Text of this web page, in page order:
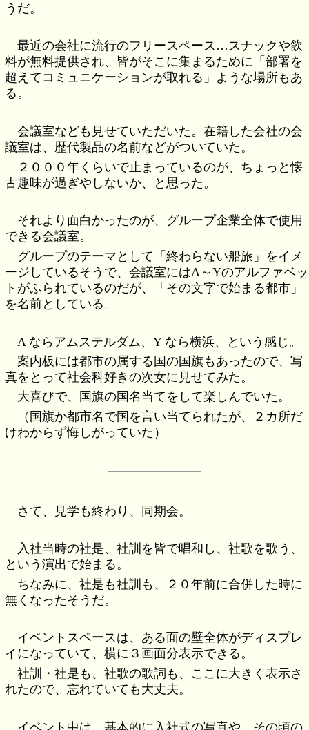
うだ。
最近の会社に流行のフリースペース…スナックや飲
料が無料提供され、皆がそこに集まるために「部署を
超えてコミュニケーションが取れる」ような場所もあ
る。
会議室なども見せていただいた。在籍した会社の会
議室は、歴代製品の名前などがついていた。
２０００年くらいで止まっているのが、ちょっと懐
古趣味が過ぎやしないか、と思った。
それより面白かったのが、グループ企業全体で使用
できる会議室。
グループのテーマとして「終わらない船旅」をイメ
ージしているそうで、会議室にはA～Yのアルファベッ
トがふられているのだが、「その文字で始まる都市」
を名前としている。
A ならアムステルダム、Y なら横浜、という感じ。
案内板には都市の属する国の国旗もあったので、写
真をとって社会科好きの次女に見せてみた。
大喜びで、国旗の国名当てをして楽しんでいた。
（国旗か都市名で国を言い当てられたが、２カ所だ
けわからず悔しがっていた）
さて、見学も終わり、同期会。
入社当時の社是、社訓を皆で唱和し、社歌を歌う、
という演出で始まる。
ちなみに、社是も社訓も、２０年前に合併した時に
無くなったそうだ。
イベントスペースは、ある面の壁全体がディスプレ
イになっていて、横に３画面分表示できる。
社訓・社是も、社歌の歌詞も、ここに大きく表示さ
れたので、忘れていても大丈夫。
イベント中は、基本的に入社式の写真や、その頃の